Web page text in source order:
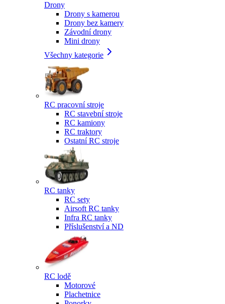
Drony
Drony s kamerou
Drony bez kamery
Závodní drony
Mini drony
Všechny kategorie
RC pracovní stroje
RC stavební stroje
RC kamiony
RC traktory
Ostatní RC stroje
RC tanky
RC sety
Airsoft RC tanky
Infra RC tanky
Příslušenství a ND
RC lodě
Motorové
Plachetnice